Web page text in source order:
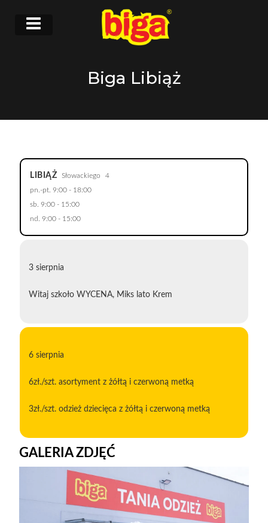
Biga Libiąż
LIBIĄŻ Słowackiego
4
pn.-pt. 9:00 - 18:00
sb. 9:00 - 15:00
nd. 9:00 - 15:00
3 sierpnia
Witaj szkoło WYCENA, Miks lato Krem
6 sierpnia
6zł./szt. asortyment z żółtą i czerwoną metką
3zł./szt. odzież dziecięca z żółtą i czerwoną metką
GALERIA ZDJĘĆ